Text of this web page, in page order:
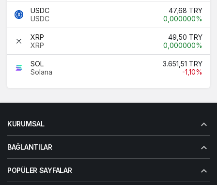
USDC
USDC
47,68 TRY
0,000000%
XRP
XRP
49,50 TRY
0,000000%
SOL
Solana
3.651,51 TRY
-1,10%
KURUMSAL
BAĞLANTILAR
POPÜLER SAYFALAR